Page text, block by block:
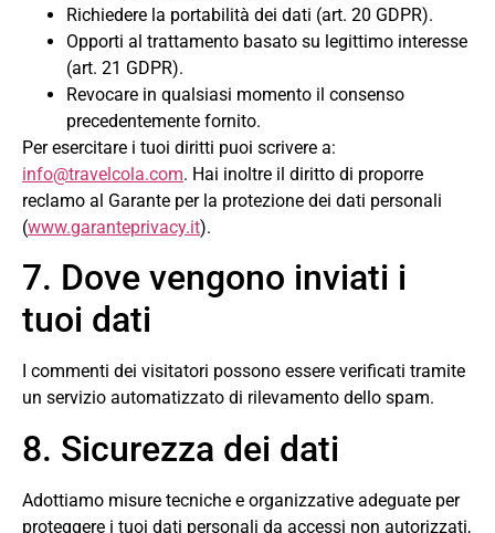
Richiedere la portabilità dei dati (art. 20 GDPR).
Opporti al trattamento basato su legittimo interesse
(art. 21 GDPR).
Revocare in qualsiasi momento il consenso
precedentemente fornito.
Per esercitare i tuoi diritti puoi scrivere a:
info@travelcola.com. Hai inoltre il diritto di proporre
reclamo al Garante per la protezione dei dati personali
(www.garanteprivacy.it).
7. Dove vengono inviati i
tuoi dati
I commenti dei visitatori possono essere verificati tramite
un servizio automatizzato di rilevamento dello spam.
8. Sicurezza dei dati
Adottiamo misure tecniche e organizzative adeguate per
proteggere i tuoi dati personali da accessi non autorizzati,